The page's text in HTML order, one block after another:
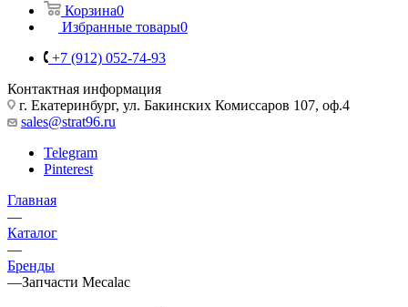
Корзина0
Избранные товары0
+7 (912) 052-74-93
Контактная информация
г. Екатеринбург, ул. Бакинских Комиссаров 107, оф.4
sales@strat96.ru
Telegram
Pinterest
Главная
—
Каталог
—
Бренды
—Запчасти Mecalac